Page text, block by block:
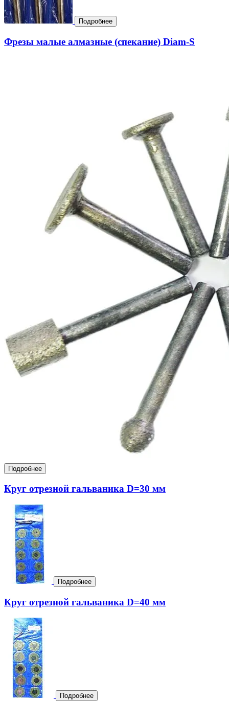
Подробнее
Фрезы малые алмазные (спекание) Diam-S
Подробнее
Круг отрезной гальваника D=30 мм
Подробнее
Круг отрезной гальваника D=40 мм
Подробнее